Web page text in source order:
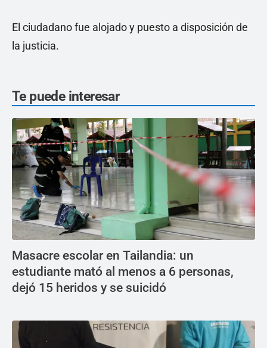
El ciudadano fue alojado y puesto a disposición de
la justicia.
Te puede interesar
Masacre escolar en Tailandia: un
estudiante mató al menos a 6 personas,
dejó 15 heridos y se suicidó